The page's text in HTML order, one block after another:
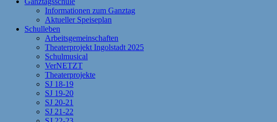
Informationen zum Ganztag
Aktueller Speiseplan
Schulleben
Arbeitsgemeinschaften
Theaterprojekt Ingolstadt 2025
Schulmusical
VerNETZT
Theaterprojekte
SJ 18-19
SJ 19-20
SJ 20-21
SJ 21-22